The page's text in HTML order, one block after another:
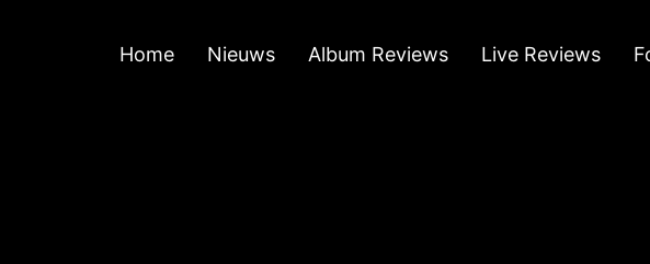
Home Nieuws Album Reviews Live Reviews